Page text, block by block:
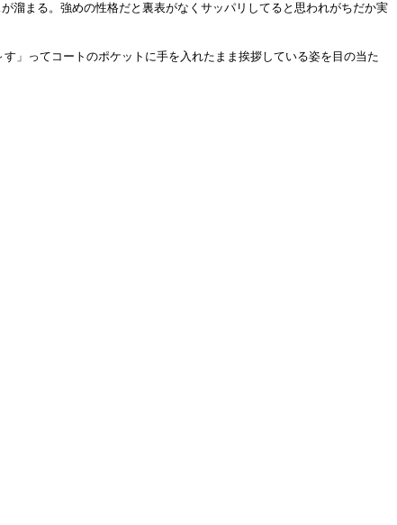
溜まる。強めの性格だと裏表がなくサッパリしてると思われがちだか実
」ってコートのポケットに手を入れたまま挨拶している姿を目の当た